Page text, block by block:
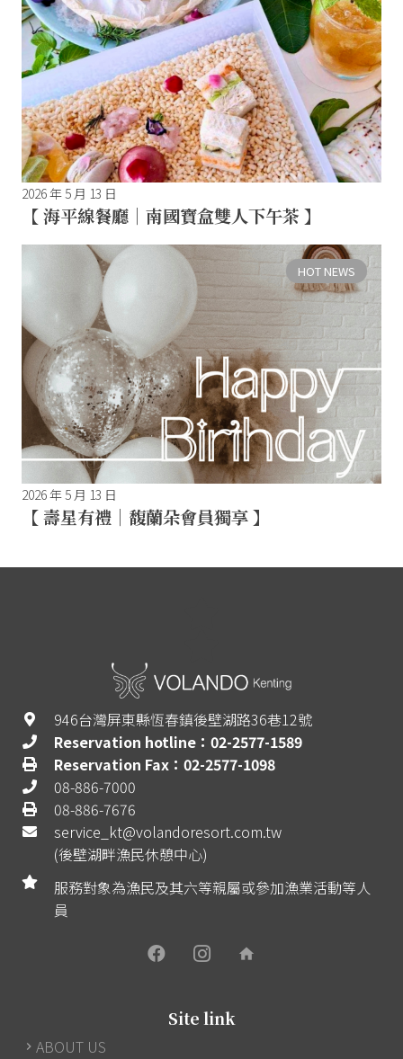
2026 年 5 月 13 日
【 海平線餐廳｜南國寶盒雙人下午茶 】
HOT NEWS
2026 年 5 月 13 日
【 壽星有禮｜馥蘭朵會員獨享 】
946台灣屏東縣恆春鎮後壁湖路36巷12號
Reservation hotline：02-2577-1589
Reservation Fax：02-2577-1098
08-886-7000
08-886-7676
service_kt@volandoresort.com.tw
(後壁湖畔漁民休憩中心)
服務對象為漁民及其六等親屬或參加漁業活動等人
員
home
Site link
ABOUT US